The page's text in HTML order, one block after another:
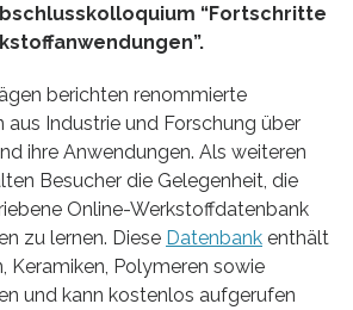
“Fortschritte
berichten renommierte
Industrie und Forschung über
ihre Anwendungen. Als weiteren
Besucher die Gelegenheit, die
Online-Werkstoffdatenbank
zu lernen. Diese Datenbank enthält
Keramiken, Polymeren sowie
und kann kostenlos aufgerufen